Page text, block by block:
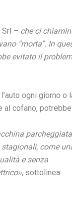
Srl – che ci
“morta”. In
evitato il
ogni giorno o
cofano, potrebbe
come
e senza
, sottolinea